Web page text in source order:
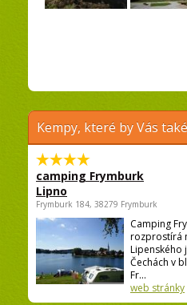
Kempy, které by Vás
camping Frymburk
Lipno
Frymburk 184, 38279 Frymburk
Camping
rozprostírá
Lipenského
Čechách v
Fr...
web stránky